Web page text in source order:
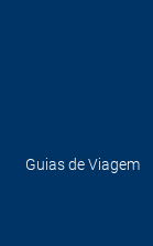
Guias de Viagem